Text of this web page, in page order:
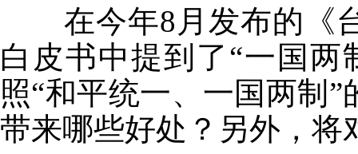
在今年8月发布的《
白皮书中提到了“一国
照“和平统一、一国两制
带来哪些好处？另外，将